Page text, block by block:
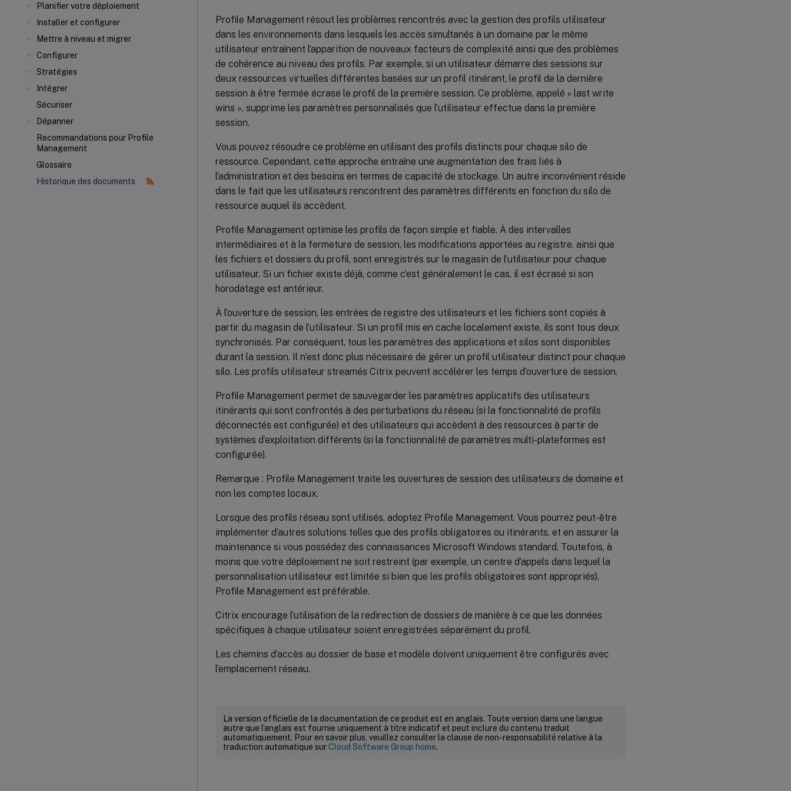
Planifier votre déploiement
Installer et configurer
Mettre à niveau et migrer
Configurer
Stratégies
Intégrer
Sécuriser
Dépanner
Recommandations pour Profile
Management
Glossaire
Historique des documents
Profile Management résout les problèmes rencontrés avec la gestion des profils utilisateur
dans les environnements dans lesquels les accès simultanés à un domaine par le même
utilisateur entraînent l’apparition de nouveaux facteurs de complexité ainsi que des problèmes
de cohérence au niveau des profils. Par exemple, si un utilisateur démarre des sessions sur
deux ressources virtuelles différentes basées sur un profil itinérant, le profil de la dernière
session à être fermée écrase le profil de la première session. Ce problème, appelé « last write
wins », supprime les paramètres personnalisés que l’utilisateur effectue dans la première
session.
Vous pouvez résoudre ce problème en utilisant des profils distincts pour chaque silo de
ressource. Cependant, cette approche entraîne une augmentation des frais liés à
l’administration et des besoins en termes de capacité de stockage. Un autre inconvénient réside
dans le fait que les utilisateurs rencontrent des paramètres différents en fonction du silo de
ressource auquel ils accèdent.
Profile Management optimise les profils de façon simple et fiable. À des intervalles
intermédiaires et à la fermeture de session, les modifications apportées au registre, ainsi que
les fichiers et dossiers du profil, sont enregistrés sur le magasin de l’utilisateur pour chaque
utilisateur. Si un fichier existe déjà, comme c’est généralement le cas, il est écrasé si son
horodatage est antérieur.
À l’ouverture de session, les entrées de registre des utilisateurs et les fichiers sont copiés à
partir du magasin de l’utilisateur. Si un profil mis en cache localement existe, ils sont tous deux
synchronisés. Par conséquent, tous les paramètres des applications et silos sont disponibles
durant la session. Il n’est donc plus nécessaire de gérer un profil utilisateur distinct pour chaque
silo. Les profils utilisateur streamés Citrix peuvent accélérer les temps d’ouverture de session.
Profile Management permet de sauvegarder les paramètres applicatifs des utilisateurs
itinérants qui sont confrontés à des perturbations du réseau (si la fonctionnalité de profils
déconnectés est configurée) et des utilisateurs qui accèdent à des ressources à partir de
systèmes d’exploitation différents (si la fonctionnalité de paramètres multi-plateformes est
configurée).
Remarque : Profile Management traite les ouvertures de session des utilisateurs de domaine et
non les comptes locaux.
Lorsque des profils réseau sont utilisés, adoptez Profile Management. Vous pourrez peut-être
implémenter d’autres solutions telles que des profils obligatoires ou itinérants, et en assurer la
maintenance si vous possédez des connaissances Microsoft Windows standard. Toutefois, à
moins que votre déploiement ne soit restreint (par exemple, un centre d’appels dans lequel la
personnalisation utilisateur est limitée si bien que les profils obligatoires sont appropriés),
Profile Management est préférable.
Citrix encourage l’utilisation de la redirection de dossiers de manière à ce que les données
spécifiques à chaque utilisateur soient enregistrées séparément du profil.
Les chemins d’accès au dossier de base et modèle doivent uniquement être configurés avec
l’emplacement réseau.
La version officielle de la documentation de ce produit est en anglais. Toute version dans une langue
autre que l’anglais est fournie uniquement à titre indicatif et peut inclure du contenu traduit
automatiquement. Pour en savoir plus, veuillez consulter la clause de non-responsabilité relative à la
traduction automatique surCloud Software Group home.